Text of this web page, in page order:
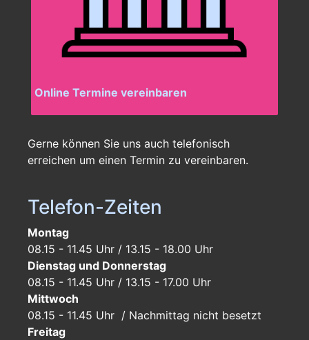
Online Termine vereinbaren
Gerne können Sie uns auch telefonisch
erreichen um einen Termin zu vereinbaren.
Telefon-Zeiten
Montag
08.15 - 11.45 Uhr / 13.15 - 18.00 Uhr
Dienstag und Donnerstag
08.15 - 11.45 Uhr / 13.15 - 17.00 Uhr
Mittwoch
08.15 - 11.45 Uhr / Nachmittag nicht besetzt
Freitag